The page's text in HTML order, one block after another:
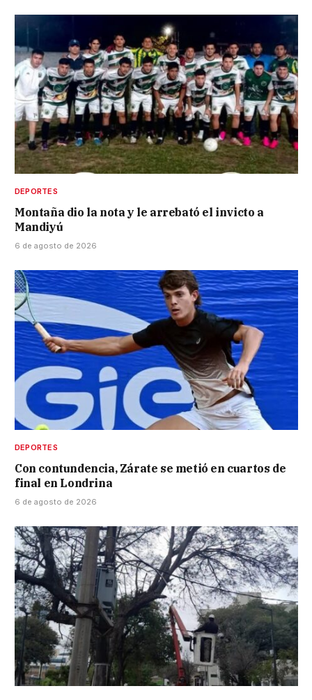
DEPORTES
Montaña dio la nota y le arrebató el invicto a
Mandiyú
6 de agosto de 2026
DEPORTES
Con contundencia, Zárate se metió en cuartos de
final en Londrina
6 de agosto de 2026